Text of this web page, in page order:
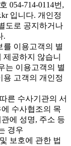
054-714-0114번,
입니다. 개인정
도로 공지하거나
.
이용고객의 별
제공하지 않습니
는 이용고객의 별
용 고객의 개인정
른 수사기관의 서
수사협조의 목
에 성명, 주소 등
경우
보호에 관한 법